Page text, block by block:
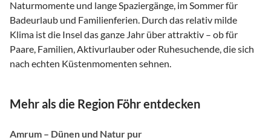
Naturmomente und lange Spaziergänge, im Sommer für
Badeurlaub und Familienferien. Durch das relativ milde
Klima ist die Insel das ganze Jahr über attraktiv – ob für
Paare, Familien, Aktivurlauber oder Ruhesuchende, die sich
nach echten Küstenmomenten sehnen.
Mehr als die Region Föhr entdecken
Amrum – Dünen und Natur pur